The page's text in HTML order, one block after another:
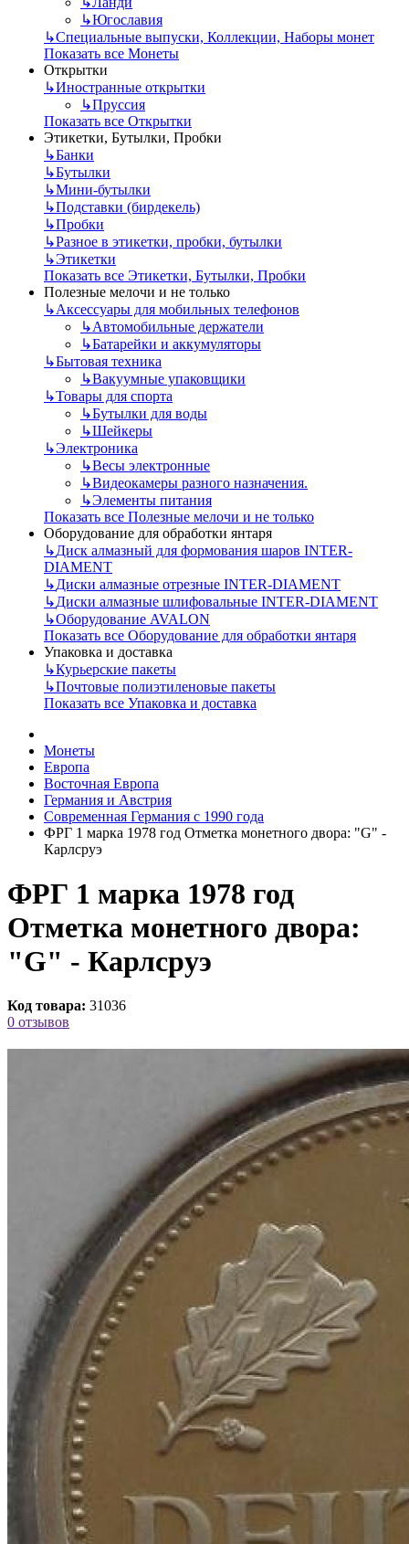
↳Югославия
↳Специальные выпуски, Коллекции, Наборы монет
Показать все Монеты
Открытки
↳Иностранные открытки
↳Пруссия
Показать все Открытки
Этикетки, Бутылки, Пробки
↳Банки
↳Бутылки
↳Мини-бутылки
↳Подставки (бирдекель)
↳Пробки
↳Разное в этикетки, пробки, бутылки
↳Этикетки
Показать все Этикетки, Бутылки, Пробки
Полезные мелочи и не только
↳Аксессуары для мобильных телефонов
↳Автомобильные держатели
↳Батарейки и аккумуляторы
↳Бытовая техника
↳Вакуумные упаковщики
↳Товары для спорта
↳Бутылки для воды
↳Шейкеры
↳Электроника
↳Весы электронные
↳Видеокамеры разного назначения.
↳Элементы питания
Показать все Полезные мелочи и не только
Оборудование для обработки янтаря
↳Диск алмазный для формования шаров INTER-
DIAMENT
↳Диски алмазные отрезные INTER-DIAMENT
↳Диски алмазные шлифовальные INTER-DIAMENT
↳Оборудование AVALON
Показать все Оборудование для обработки янтаря
Упаковка и доставка
↳Курьерские пакеты
↳Почтовые полиэтиленовые пакеты
Показать все Упаковка и доставка
Монеты
Европа
Восточная Европа
Германия и Австрия
Современная Германия с 1990 года
ФРГ 1 марка 1978 год Отметка монетного двора: "G" -
Карлсруэ
ФРГ 1 марка 1978 год
Отметка монетного двора:
"G" - Карлсруэ
Код товара: 31036
0 отзывов